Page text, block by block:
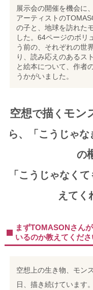
展示会の開催を機会に
アーティストの
の子と、地球を訪れた
した。64ページのボリ
う前の、それぞれの世
り、読み応えのあるス
と絵本について、作者
うかがいました。
空想で描 く モン
ら、「こうじゃな
の
「こうじゃなくて
えてく
まずTOMASONさん
いるのか教えてくださ
空想上の生き物、モン
日、描き続けています